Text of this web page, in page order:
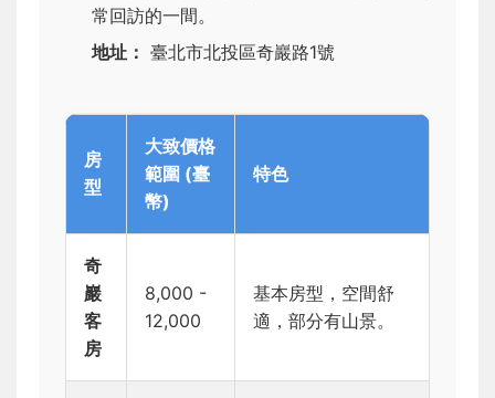
常回訪的一間。
地址： 臺北市北投區奇巖路1號
房
型
大致價格
範圍 (臺
幣)
特色
奇
巖
客
房
8,000 -
12,000
基本房型，空間舒
適，部分有山景。